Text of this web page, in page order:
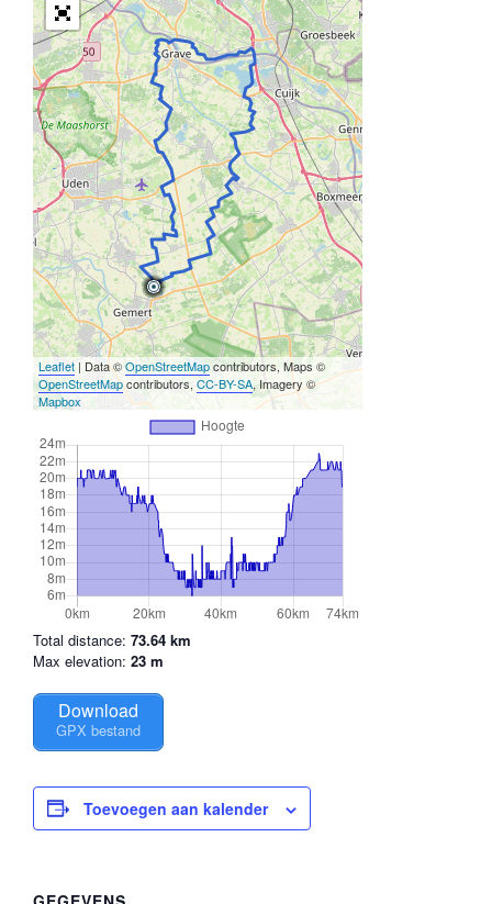
Leaflet | Data ©OpenStreetMapcontributors, Maps ©
OpenStreetMapcontributors, CC-BY-SA, Imagery ©
Mapbox
Total distance: 73.64 km
Max elevation: 23 m
Download
GPX bestand
Toevoegen aan kalender